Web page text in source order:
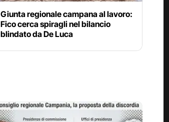
Giunta regionale campana al lavoro:
Fico cerca spiragli nel bilancio
blindato da De Luca